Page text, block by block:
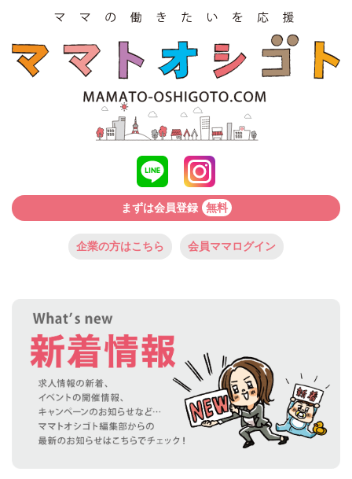
まずは会員登録 無料
企業の方はこちら 会員ママログイン